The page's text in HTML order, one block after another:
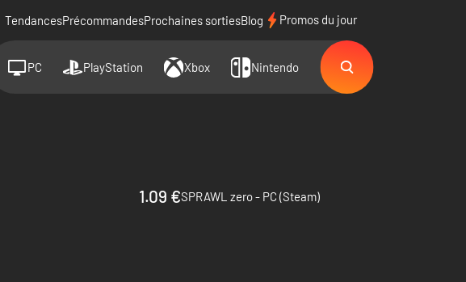
TendancesPrécommandesProchaines sortiesBlog Promos du jour
PC PlayStation Xbox Nintendo
1.09 €SPRAWL zero - PC (Steam)